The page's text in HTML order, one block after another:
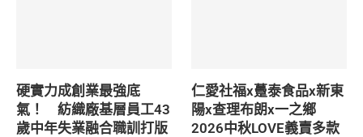
硬實力成創業最強底
氣！ 紡織廠基層員工43
歲中年失業融合職訓打版
仁愛社福x躉泰食品x新東
陽x查理布朗x一之鄉
2026中秋LOVE義賣多款